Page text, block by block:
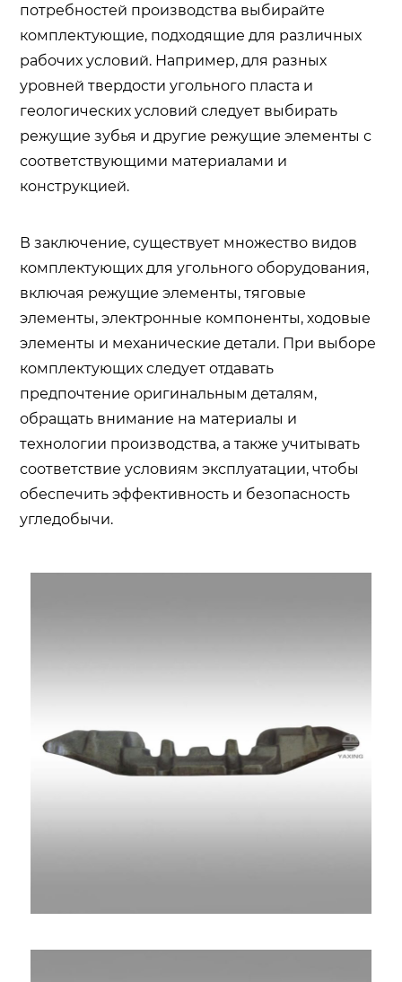
потребностей производства выбирайте
комплектующие, подходящие для различных
рабочих условий. Например, для разных
уровней твердости угольного пласта и
геологических условий следует выбирать
режущие зубья и другие режущие элементы с
соответствующими материалами и
конструкцией.
В заключение, существует множество видов
комплектующих для угольного оборудования,
включая режущие элементы, тяговые
элементы, электронные компоненты, ходовые
элементы и механические детали. При выборе
комплектующих следует отдавать
предпочтение оригинальным деталям,
обращать внимание на материалы и
технологии производства, а также учитывать
соответствие условиям эксплуатации, чтобы
обеспечить эффективность и безопасность
угледобычи.